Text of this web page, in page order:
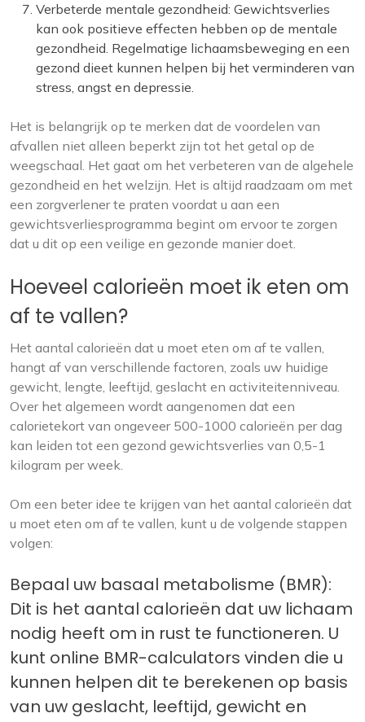
Verbeterde mentale gezondheid: Gewichtsverlies
kan ook positieve effecten hebben op de mentale
gezondheid. Regelmatige lichaamsbeweging en een
gezond dieet kunnen helpen bij het verminderen van
stress, angst en depressie.
Het is belangrijk op te merken dat de voordelen van
afvallen niet alleen beperkt zijn tot het getal op de
weegschaal. Het gaat om het verbeteren van de algehele
gezondheid en het welzijn. Het is altijd raadzaam om met
een zorgverlener te praten voordat u aan een
gewichtsverliesprogramma begint om ervoor te zorgen
dat u dit op een veilige en gezonde manier doet.
Hoeveel calorieën moet ik eten om
af te vallen?
Het aantal calorieën dat u moet eten om af te vallen,
hangt af van verschillende factoren, zoals uw huidige
gewicht, lengte, leeftijd, geslacht en activiteitenniveau.
Over het algemeen wordt aangenomen dat een
calorietekort van ongeveer 500-1000 calorieën per dag
kan leiden tot een gezond gewichtsverlies van 0,5-1
kilogram per week.
Om een beter idee te krijgen van het aantal calorieën dat
u moet eten om af te vallen, kunt u de volgende stappen
volgen:
Bepaal uw basaal metabolisme (BMR):
Dit is het aantal calorieën dat uw lichaam
nodig heeft om in rust te functioneren. U
kunt online BMR-calculators vinden die u
kunnen helpen dit te berekenen op basis
van uw geslacht, leeftijd, gewicht en